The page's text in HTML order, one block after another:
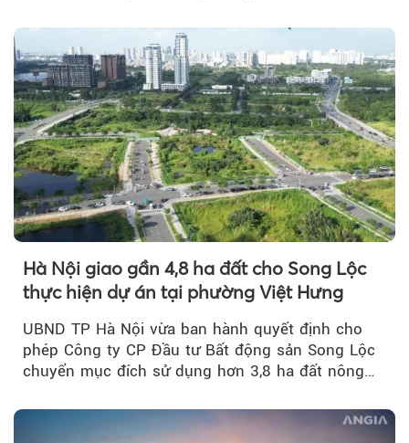
Hà Nội giao gần 4,8 ha đất cho Song Lộc
thực hiện dự án tại phường Việt Hưng
UBND TP Hà Nội vừa ban hành quyết định cho
phép Công ty CP Đầu tư Bất động sản Song Lộc
chuyển mục đích sử dụng hơn 3,8 ha đất nông